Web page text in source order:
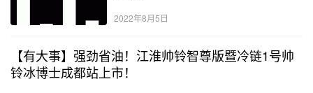
2022年8月5日
【有大事】强劲省油！江淮帅铃智尊版暨冷链1号帅
铃冰博士成都站上市！